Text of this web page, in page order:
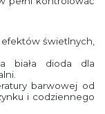
świetlnych,
biała dioda dla
barwowej od
i codziennego